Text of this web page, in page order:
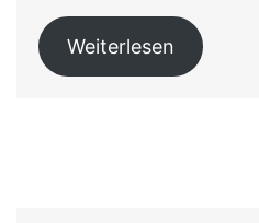
Weiterlesen